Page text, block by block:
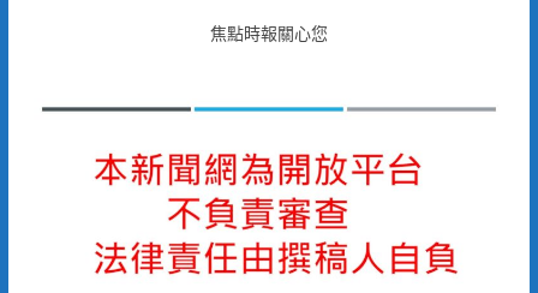
焦點時報關心您